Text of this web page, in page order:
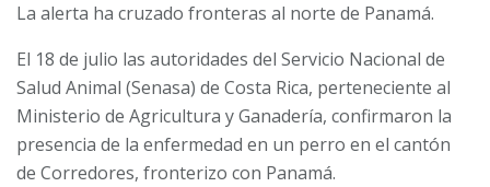
La alerta ha cruzado fronteras al norte de Panamá.
El 18 de julio las autoridades del Servicio Nacional de
Salud Animal (Senasa) de Costa Rica, perteneciente al
Ministerio de Agricultura y Ganadería, confirmaron la
presencia de la enfermedad en un perro en el cantón
de Corredores, fronterizo con Panamá.